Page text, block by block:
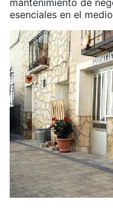
mantenimiento de
esenciales en el